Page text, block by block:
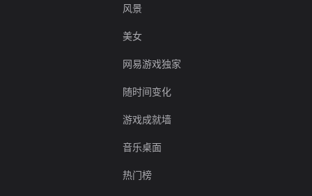
风景
美女
网易游戏独家
随时间变化
游戏成就墙
音乐桌面
热门榜